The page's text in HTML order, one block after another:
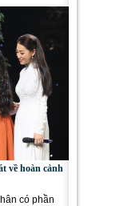
về hoàn cảnh
có phần